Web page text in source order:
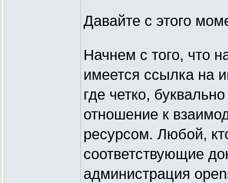
Давайте с этого
Начнем с того, что
имеется ссылка на
где четко,
отношение к
ресурсом. Любой,
соответствующие
администрация